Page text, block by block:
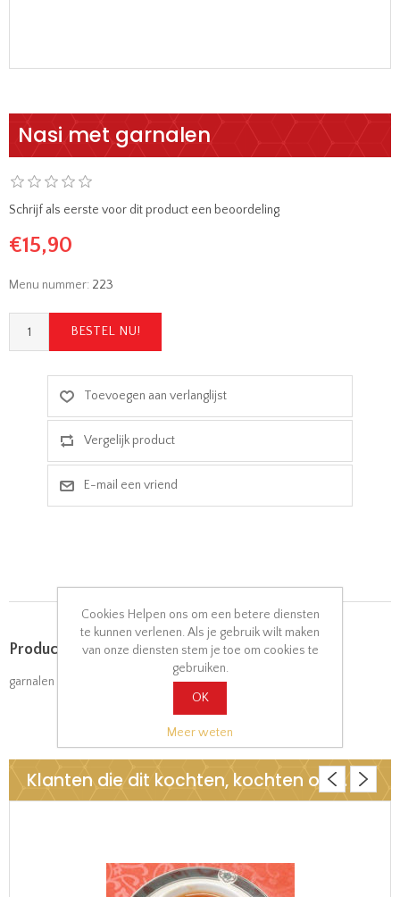
Nasi met garnalen
Schrijf als eerste voor dit product een beoordeling
€15,90
Menu nummer: 223
Product tags
garnalen
Klanten die dit kochten, kochten ook..
Cookies Helpen ons om een betere diensten
te kunnen verlenen. Als je gebruik wilt maken
van onze diensten stem je toe om cookies te
gebruiken.
OK
Meer weten